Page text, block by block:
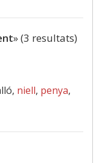
» (3 resultats)
niell, penya,